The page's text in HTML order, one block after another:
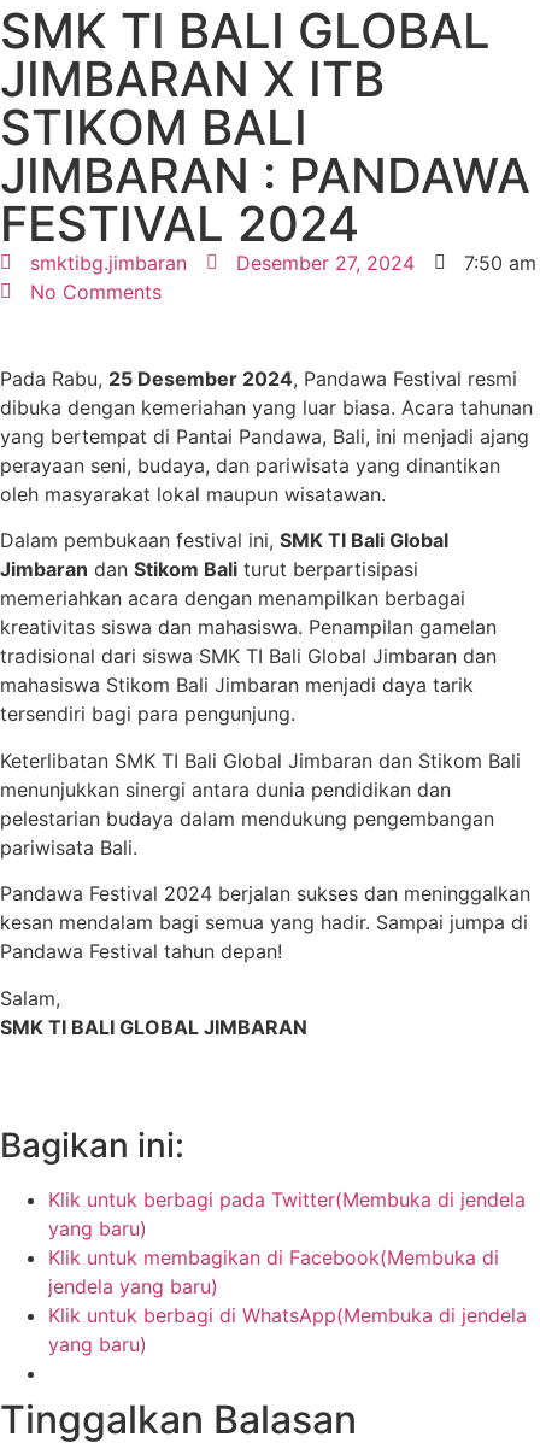
SMK TI BALI GLOBAL
JIMBARAN X ITB
STIKOM BALI
JIMBARAN : PANDAWA
FESTIVAL 2024
smktibg.jimbaran Desember 27, 2024
7:50 am
No Comments
Pada Rabu, 25 Desember 2024, Pandawa Festival resmi
dibuka dengan kemeriahan yang luar biasa. Acara tahunan
yang bertempat di Pantai Pandawa, Bali, ini menjadi ajang
perayaan seni, budaya, dan pariwisata yang dinantikan
oleh masyarakat lokal maupun wisatawan.
Dalam pembukaan festival ini, SMK TI Bali Global
Jimbaran dan Stikom Bali turut berpartisipasi
memeriahkan acara dengan menampilkan berbagai
kreativitas siswa dan mahasiswa. Penampilan gamelan
tradisional dari siswa SMK TI Bali Global Jimbaran dan
mahasiswa Stikom Bali Jimbaran menjadi daya tarik
tersendiri bagi para pengunjung.
Keterlibatan SMK TI Bali Global Jimbaran dan Stikom Bali
menunjukkan sinergi antara dunia pendidikan dan
pelestarian budaya dalam mendukung pengembangan
pariwisata Bali.
Pandawa Festival 2024 berjalan sukses dan meninggalkan
kesan mendalam bagi semua yang hadir. Sampai jumpa di
Pandawa Festival tahun depan!
Salam,
SMK TI BALI GLOBAL JIMBARAN
Bagikan ini:
Klik untuk berbagi pada Twitter(Membuka di jendela
yang baru)
Klik untuk membagikan di Facebook(Membuka di
jendela yang baru)
Klik untuk berbagi di WhatsApp(Membuka di jendela
yang baru)
Tinggalkan Balasan